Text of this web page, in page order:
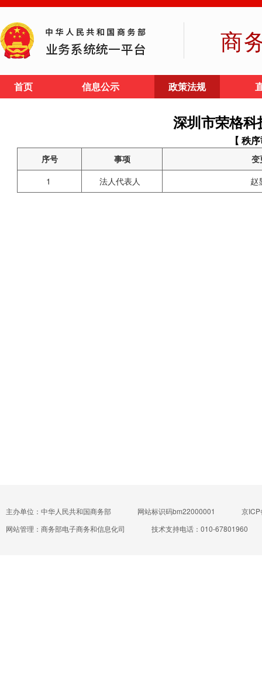
商
首页 信息公示 政策法规
深圳市荣格
【 秩
序号 事项
变
1
法人代表人 赵
主办单位：中华人民共和国商务部 网站标识码bm22000001
京
网站管理：商务部电子商务和信息化司
技术支持电话：010-67801960